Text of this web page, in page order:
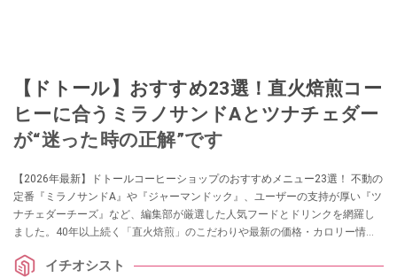
【ドトール】おすすめ23選！直火焙煎コー
ヒーに合うミラノサンドAとツナチェダー
が“迷った時の正解”です
【2026年最新】ドトールコーヒーショップのおすすめメニュー23選！ 不動の
定番『ミラノサンドA』や『ジャーマンドック』、ユーザーの支持が厚い『ツ
ナチェダーチーズ』など、編集部が厳選した人気フードとドリンクを網羅し
ました。40年以上続く「直火焙煎」のこだわりや最新の価格・カロリー情報
トールの魅力を再発見できる、ファン必見の決定版ガイドです。
イチオシスト